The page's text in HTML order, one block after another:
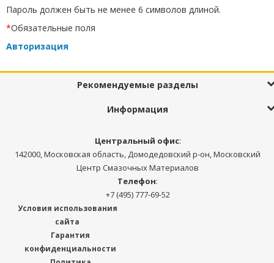
Пароль должен быть не менее 6 символов длиной.
*Обязательные поля
Авторизация
Рекомендуемые разделы
Информация
Центральный офис:
142000, Московская область, Домодедовский р-он, Московский
Центр Смазочных Материалов
Телефон:
+7 (495) 777-69-52
Условия использования
сайта
Гарантия
конфиденциальности